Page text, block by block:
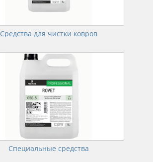
Средства для чистки ковров
Специальные средства